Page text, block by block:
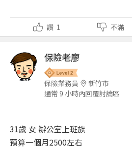
讚 1 不滿
保險老廖
保險業務員
新竹市
通常 9 小時內回覆討論區
31歲 女 辦公室上班族
預算一個月2500左右